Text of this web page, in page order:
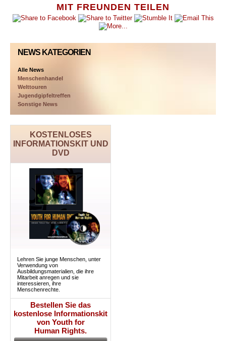
MIT FREUNDEN TEILEN
NEWS KATEGORIEN
Alle News
Menschenhandel
Welttouren
Jugendgipfeltreffen
Sonstige News
KOSTENLOSES
INFORMATIONSKIT UND
DVD
Lehren Sie junge Menschen, unter
Verwendung von
Ausbildungsmaterialien, die ihre
Mitarbeit anregen und sie
interessieren, ihre
Menschenrechte.
Bestellen Sie das
kostenlose Informationskit
von Youth for
Human Rights.